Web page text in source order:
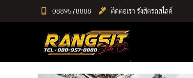
0889578888 ติดต่อเรา รังสิตรถสไลด์